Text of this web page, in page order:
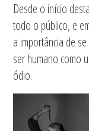
Desde o início
todo o público, e
a importância de
ser humano como
ódio.